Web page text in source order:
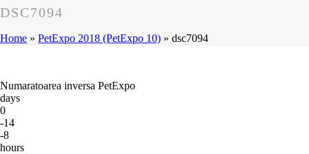
DSC7094
Home » PetExpo 2018 (PetExpo 10) » dsc7094
Numaratoarea inversa PetExpo
days
0
-14
-8
hours